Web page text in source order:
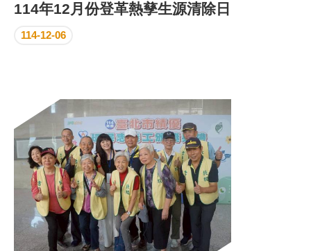
114年12月份登革熱孳生源清除日
114-12-06